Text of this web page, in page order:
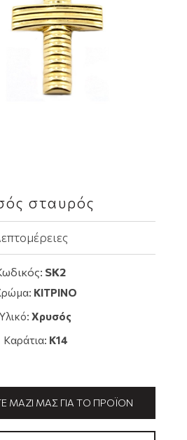
σταυρός
SK2
ΚΙΤΡΙΝΟ
Υλικό: Χρυσός
Καράτια: K14
ΜΑΖΊ ΜΑΣ ΓΙΑ ΤΟ ΠΡΟΪΌΝ